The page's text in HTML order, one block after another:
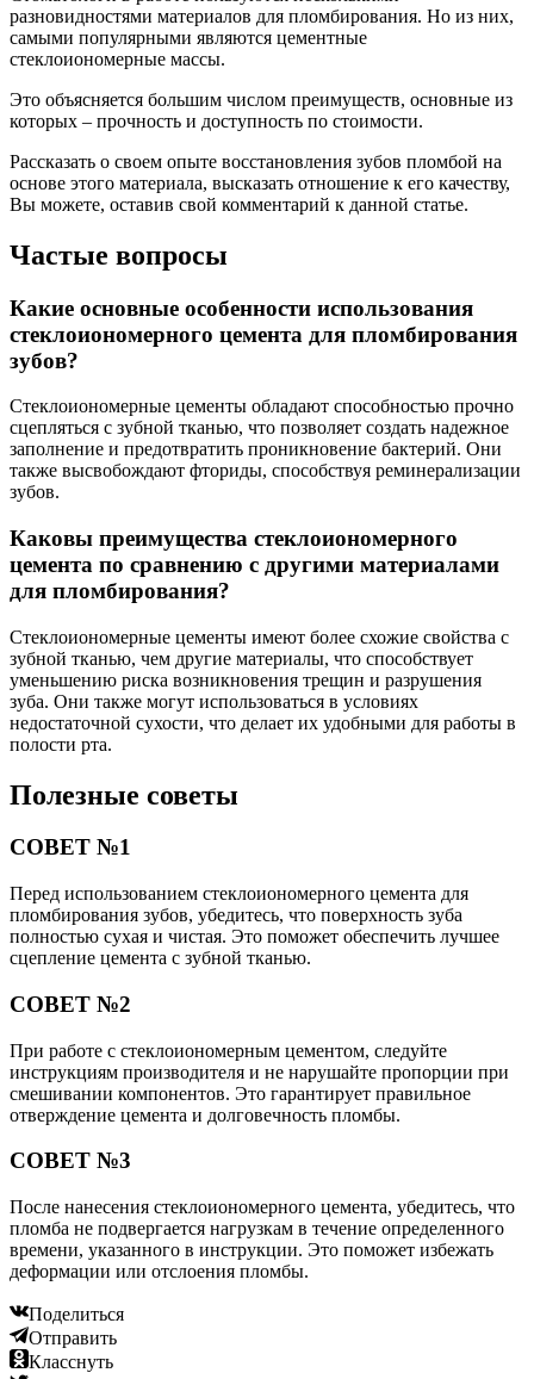
разновидностями материалов для пломбирования. Но из них,
самыми популярными являются цементные
стеклоиономерные массы.
Это объясняется большим числом преимуществ, основные из
которых – прочность и доступность по стоимости.
Рассказать о своем опыте восстановления зубов пломбой на
основе этого материала, высказать отношение к его качеству,
Вы можете, оставив свой комментарий к данной статье.
Частые вопросы
Какие основные особенности использования
стеклоиономерного цемента для пломбирования
зубов?
Стеклоиономерные цементы обладают способностью прочно
сцепляться с зубной тканью, что позволяет создать надежное
заполнение и предотвратить проникновение бактерий. Они
также высвобождают фториды, способствуя реминерализации
зубов.
Каковы преимущества стеклоиономерного
цемента по сравнению с другими материалами
для пломбирования?
Стеклоиономерные цементы имеют более схожие свойства с
зубной тканью, чем другие материалы, что способствует
уменьшению риска возникновения трещин и разрушения
зуба. Они также могут использоваться в условиях
недостаточной сухости, что делает их удобными для работы в
полости рта.
Полезные советы
СОВЕТ №1
Перед использованием стеклоиономерного цемента для
пломбирования зубов, убедитесь, что поверхность зуба
полностью сухая и чистая. Это поможет обеспечить лучшее
сцепление цемента с зубной тканью.
СОВЕТ №2
При работе с стеклоиономерным цементом, следуйте
инструкциям производителя и не нарушайте пропорции при
смешивании компонентов. Это гарантирует правильное
отверждение цемента и долговечность пломбы.
СОВЕТ №3
После нанесения стеклоиономерного цемента, убедитесь, что
пломба не подвергается нагрузкам в течение определенного
времени, указанного в инструкции. Это поможет избежать
деформации или отслоения пломбы.
Поделиться
Отправить
Класснуть